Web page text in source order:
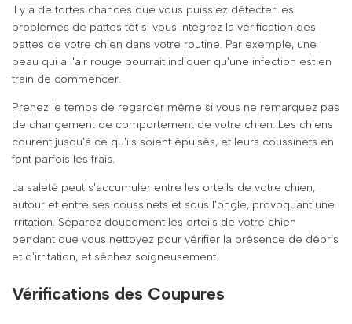
Il y a de fortes chances que vous puissiez détecter les
problèmes de pattes tôt si vous intégrez la vérification des
pattes de votre chien dans votre routine. Par exemple, une
peau qui a l'air rouge pourrait indiquer qu'une infection est en
train de commencer.
Prenez le temps de regarder même si vous ne remarquez pas
de changement de comportement de votre chien. Les chiens
courent jusqu'à ce qu'ils soient épuisés, et leurs coussinets en
font parfois les frais.
La saleté peut s'accumuler entre les orteils de votre chien,
autour et entre ses coussinets et sous l'ongle, provoquant une
irritation. Séparez doucement les orteils de votre chien
pendant que vous nettoyez pour vérifier la présence de débris
et d'irritation, et séchez soigneusement.
Vérifications des Coupures